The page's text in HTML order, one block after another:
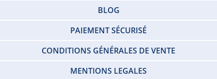
BLOG
PAIEMENT SÉCURISÉ
CONDITIONS GÉNÉRALES DE VENTE
MENTIONS LEGALES